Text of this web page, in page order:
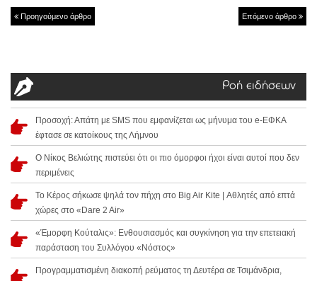
Προηγούμενο άρθρο Επόμενο άρθρο
Ροή ειδήσεων
Προσοχή: Απάτη με SMS που εμφανίζεται ως μήνυμα του e-ΕΦΚΑ
έφτασε σε κατοίκους της Λήμνου
Ο Νίκος Βελιώτης πιστεύει ότι οι πιο όμορφοι ήχοι είναι αυτοί που δεν
περιμένεις
Το Κέρος σήκωσε ψηλά τον πήχη στο Big Air Kite | Αθλητές από επτά
χώρες στο «Dare 2 Air»
«Έμορφη Κούταλις»: Ενθουσιασμός και συγκίνηση για την επετειακή
παράσταση του Συλλόγου «Νόστος»
Προγραμματισμένη διακοπή ρεύματος τη Δευτέρα σε Τσιμάνδρια,